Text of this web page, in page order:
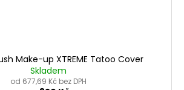
Make-up XTREME Tatoo Cover
Skladem
od 677,69 Kč bez DPH